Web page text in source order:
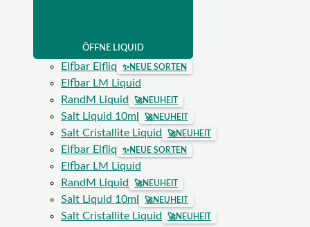
ÖFFNE LIQUID
Elfbar Elfliq ✨NEUE SORTEN
Elfbar LM Liquid
RandM Liquid
🚀NEUHEIT
Salt Liquid 10ml 🚀NEUHEIT
Salt Cristallite Liquid 🚀NEUHEIT
Elfbar Elfliq ✨NEUE SORTEN
Elfbar LM Liquid
RandM Liquid
🚀NEUHEIT
Salt Liquid 10ml 🚀NEUHEIT
Salt Cristallite Liquid 🚀NEUHEIT